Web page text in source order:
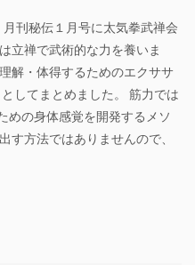
刊秘伝１月号に太気拳武禅会
立禅で武術的な力を養いま
解・体得するためのエクササ
してまとめました。 筋力では
めの身体感覚を開発するメソ
す方法ではありませんので、